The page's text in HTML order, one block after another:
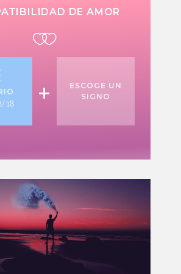
DE AMOR
18 +
ESCOGE UN
SIGNO